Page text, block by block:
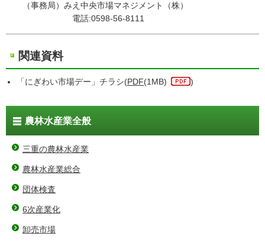
（事務局）みえ中央市場マネジメント（株）
電話:0598-56-8111
関連資料
「にぎわい市場デー」チラシ(PDF(1MB) )
農林水産業全般
三重の農林水産業
農林水産業総合
団体検査
6次産業化
卸売市場